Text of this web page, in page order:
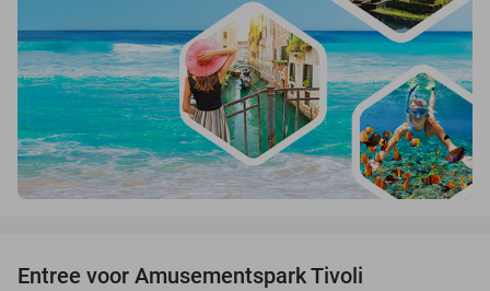
Entree voor Amusementspark Tivoli